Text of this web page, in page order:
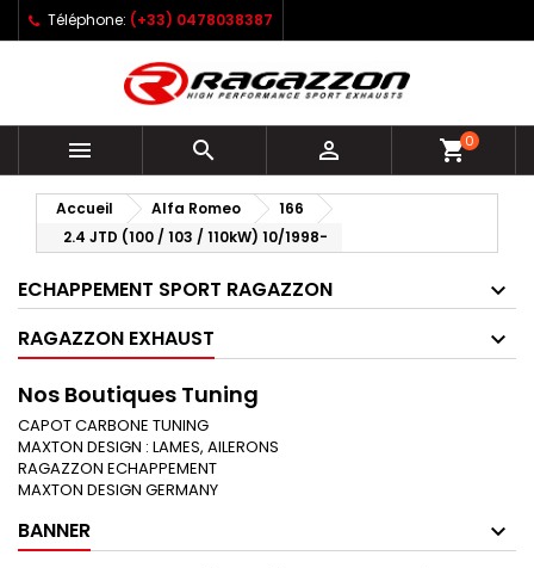
Téléphone: (+33) 0478038387
   shopping_cart0
Accueil Alfa Romeo
166
2.4 JTD (100 / 103 / 110kW) 10/1998-
ECHAPPEMENT SPORT RAGAZZON
RAGAZZON EXHAUST
Nos Boutiques Tuning
CAPOT CARBONE TUNING
MAXTON DESIGN : LAMES, AILERONS
RAGAZZON ECHAPPEMENT
MAXTON DESIGN GERMANY
BANNER